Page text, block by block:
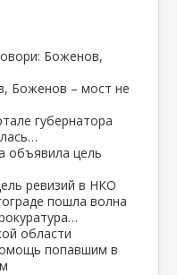
Боженов,
губернатора
объявила цель
пошла волна
области
попавшим в